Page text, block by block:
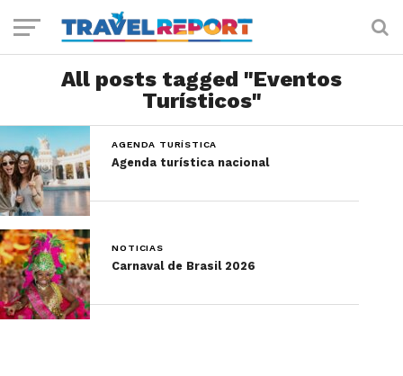
All posts tagged "Eventos
Turísticos"
AGENDA TURÍSTICA
Agenda turística nacional
NOTICIAS
Carnaval de Brasil 2026